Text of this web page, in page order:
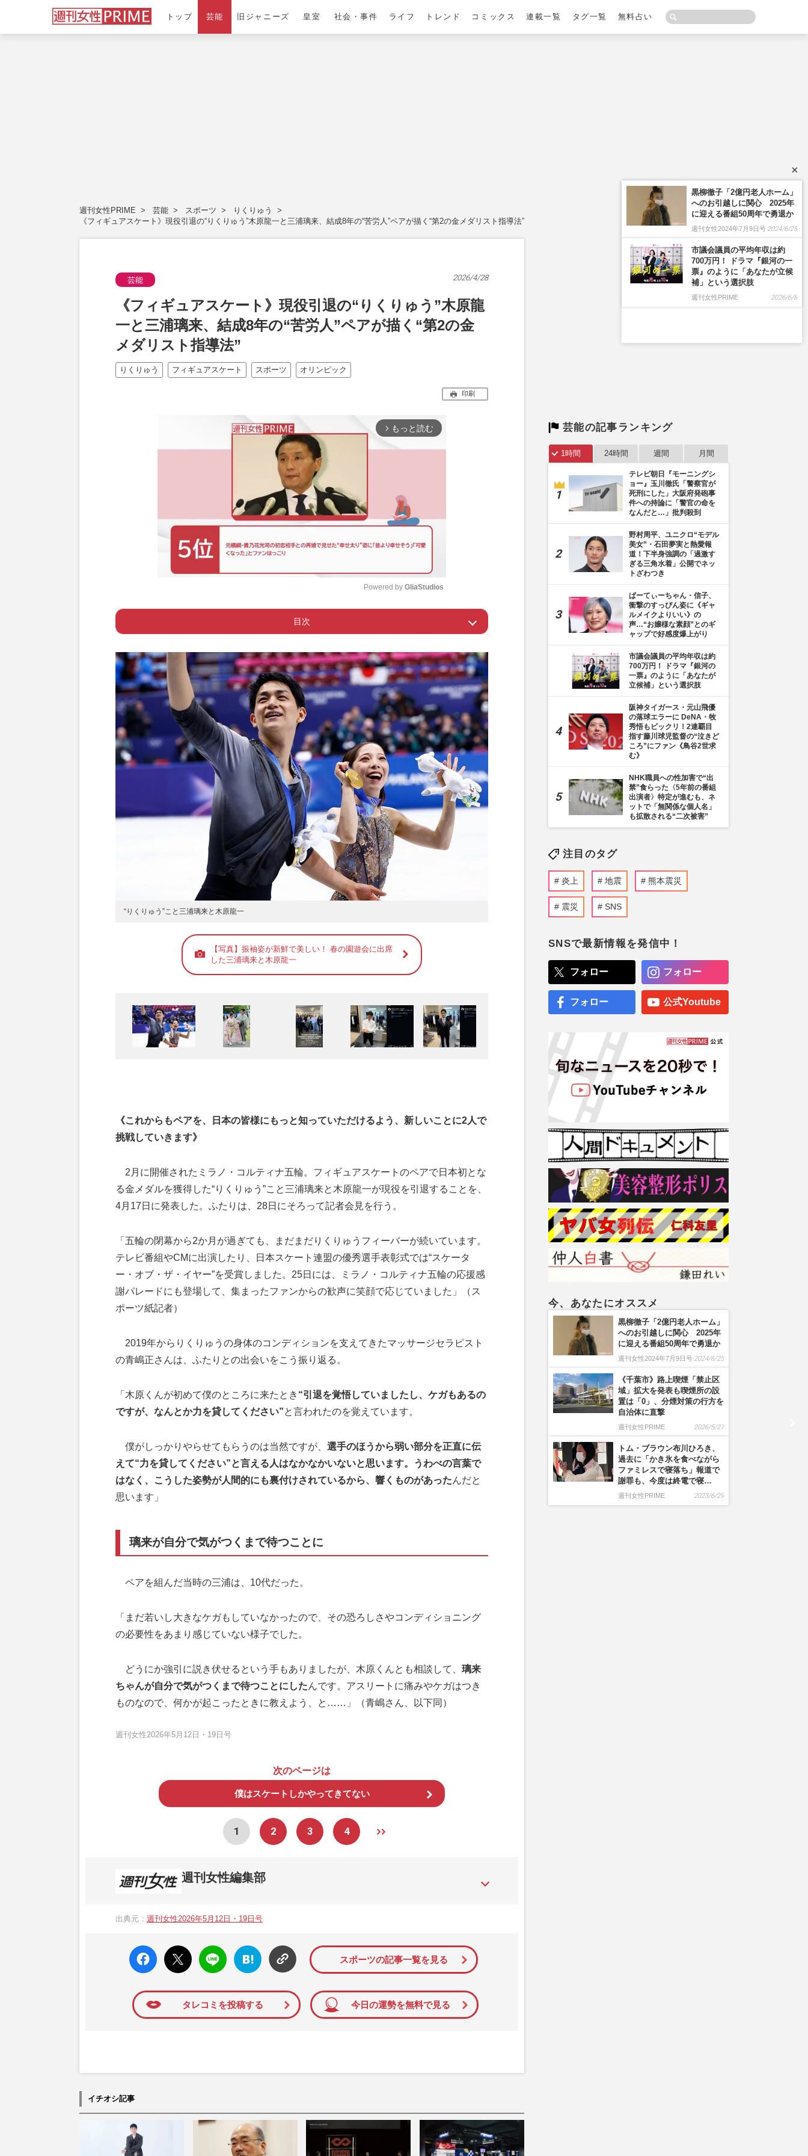
トップ 芸能 旧ジャニーズ 皇室 社会・事件 ライフ トレンド コミックス 連載一覧 タグ一覧 無料占い
週刊女性PRIME 芸能 スポーツ
りくりゅう
《フィギュアスケート》現役引退の“りくりゅう”木原龍一と三浦璃来、結成8年の“苦労人”ペアが描く“第2の金メダリスト指導法”
芸能 2026/4/28
《フィギュアスケート》現役引退の“りくりゅう”木原龍
一と三浦璃来、結成8年の“苦労人”ペアが描く“第2の金
メダリスト指導法”
りくりゅう フィギュアスケート スポーツ オリンピック
印刷
arrow_forward_ios もっと読む
t
e
Powered by GliaStudios
目次
Page 1 ー 璃来が自分で気がつくまで待つことに
Page 2 ー 僕はスケートしかやってきてない
Page 3 ー りくりゅうが築いた“ストロングポイント”
“りくりゅう”こと三浦璃来と木原龍一
【写真】振袖姿が新鮮で美しい！ 春の園遊会に出席
した三浦璃来と木原龍一
《これからもペアを、日本の皆様にもっと知っていただけるよう、新しいことに2人で
挑戦していきます》
2月に開催されたミラノ・コルティナ五輪。フィギュアスケートのペアで日本初とな
る金メダルを獲得した“りくりゅう”こと三浦璃来と木原龍一が現役を引退することを、
4月17日に発表した。ふたりは、28日にそろって記者会見を行う。
「五輪の閉幕から2か月が過ぎても、まだまだりくりゅうフィーバーが続いています。
テレビ番組やCMに出演したり、日本スケート連盟の優秀選手表彰式では“スケータ
ー・オブ・ザ・イヤー”を受賞しました。25日には、ミラノ・コルティナ五輪の応援感
謝パレードにも登場して、集まったファンからの歓声に笑顔で応じていました」（ス
ポーツ紙記者）
2019年からりくりゅうの身体のコンディションを支えてきたマッサージセラピスト
の青嶋正さんは、ふたりとの出会いをこう振り返る。
「木原くんが初めて僕のところに来たとき “引退を覚悟していましたし、ケガもあるの
ですが、なんとか力を貸してください”と言われたのを覚えています。
僕がしっかりやらせてもらうのは当然ですが、 選手のほうから弱い部分を正直に伝
えて“力を貸してください”と言える人はなかなかいないと思います。うわべの言葉で
はなく、こうした姿勢が人間的にも裏付けされているから、響くものがあったんだと
思います」
璃来が自分で気がつくまで待つことに
ペアを組んだ当時の三浦は、10代だった。
「まだ若いし大きなケガもしていなかったので、その恐ろしさやコンディショニング
の必要性をあまり感じていない様子でした。
どうにか強引に説き伏せるという手もありましたが、木原くんとも相談して、 璃来
ちゃんが自分で気がつくまで待つことにしたんです。アスリートに痛みやケガはつき
ものなので、何かが起こったときに教えよう、と……」（青嶋さん、以下同）
週刊女性2026年5月12日・19日号
次のページは
僕はスケートしかやってきてない
1 2 3 4
週刊女性編集部
母”が抱える400万円超の“借金トラブル”」報道をスクープ。この一報から約2か月後、宮内庁は結婚延期を
出典元： 週刊女性2026年5月12日・19日号
faceboo
k いい
ね
X ポス
ト
LINE
はてな
ブック
マーク
スポーツの記事一覧を見る
タレコミを投稿する 今日の運勢を無料で見る
イチオシ記事
芸能の記事ランキング
1時間 24時間 週間 月間
テレビ朝日『モーニングシ
ョー』玉川徹氏「警察官が
死刑にした」大阪府発砲事
件への持論に「警官の命を
なんだと…」批判殺到
野村周平、ユニクロ“モデル
美女”・石田夢実と熱愛報
道！下半身強調の「過激す
ぎる三角水着」公開でネッ
トざわつき
ぱーてぃーちゃん・信子、
衝撃のすっぴん姿に《ギャ
ルメイクよりいい》の
声…“お嬢様な素顔”とのギ
ャップで好感度爆上がり
市議会議員の平均年収は約
700万円！ ドラマ『銀河の
一票』のように「あなたが
立候補」という選択肢
阪神タイガース・元山飛優
の落球エラーに DeNA・牧
秀悟もビックリ！2連覇目
指す藤川球児監督の“泣きど
ころ”にファン《鳥谷2世求
む》
NHK職員への性加害で“出
禁”食らった〈5年前の番組
出演者〉特定が進むも、ネ
ットで「無関係な個人名」
も拡散される“二次被害”
注目のタグ
炎上 地震 熊本震災
震災 SNS
SNSで最新情報を発信中！
フォロー フォロー
フォロー 公式Youtube
今、あなたにオススメ
黒柳徹子「2億円老人ホーム」
へのお引越しに関心 2025年
に迎える番組50周年で勇退か
週刊女性2024年7月9日号 2024/6/25
《千葉市》路上喫煙「禁止区
域」拡大を発表も喫煙所の設
置は「0」、分煙対策の行方を
自治体に直撃
週刊女性PRIME 2026/5/27
トム・ブラウン布川ひろき、
過去に「かき氷を食べながら
ファミレスで寝落ち」報道で
謝罪も、今度は終電で寝…
週刊女性PRIME 2023/6/29
×